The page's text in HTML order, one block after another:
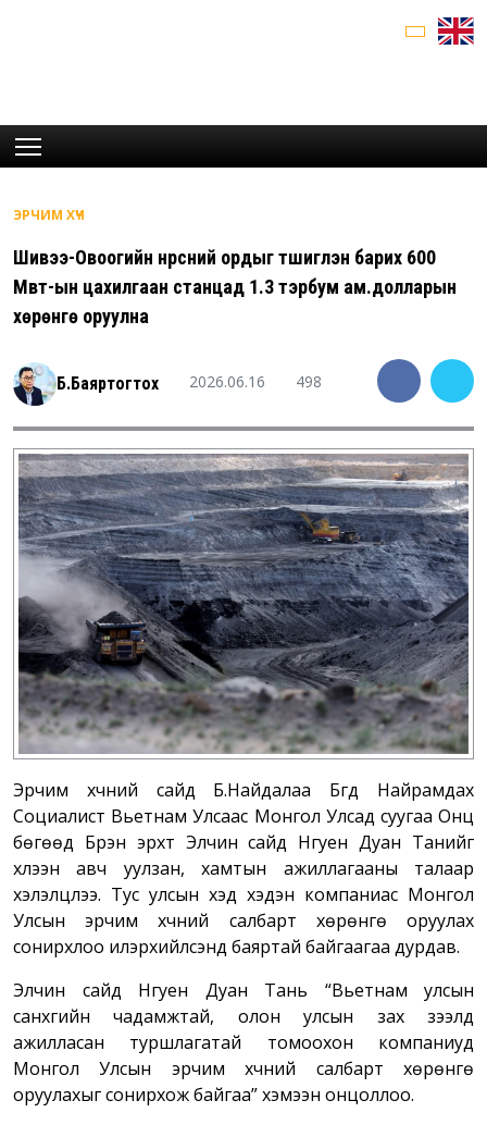
ЭРЧИМ ХҮЧ
Шивээ-Овоогийн нүүрсний ордыг түшиглэн барих 600
Мвт-ын цахилгаан станцад 1.3 тэрбум ам.долларын
хөрөнгө оруулна
Б.Баяртогтох 2026.06.16 498
Эрчим хүчний сайд Б.Найдалаа Бүгд Найрамдах
Социалист Вьетнам Улсаас Монгол Улсад суугаа Онц
бөгөөд Бүрэн эрхт Элчин сайд Нгуен Дуан Танийг
хүлээн авч уулзан, хамтын ажиллагааны талаар
хэлэлцлээ. Тус улсын хэд хэдэн компаниас Монгол
Улсын эрчим хүчний салбарт хөрөнгө оруулах
сонирхлоо илэрхийлсэнд баяртай байгаагаа дурдав.
Элчин сайд Нгуен Дуан Тань “Вьетнам улсын
санхүүгийн чадамжтай, олон улсын зах зээлд
ажилласан туршлагатай томоохон компаниуд
Монгол Улсын эрчим хүчний салбарт хөрөнгө
оруулахыг сонирхож байгаа” хэмээн онцоллоо.